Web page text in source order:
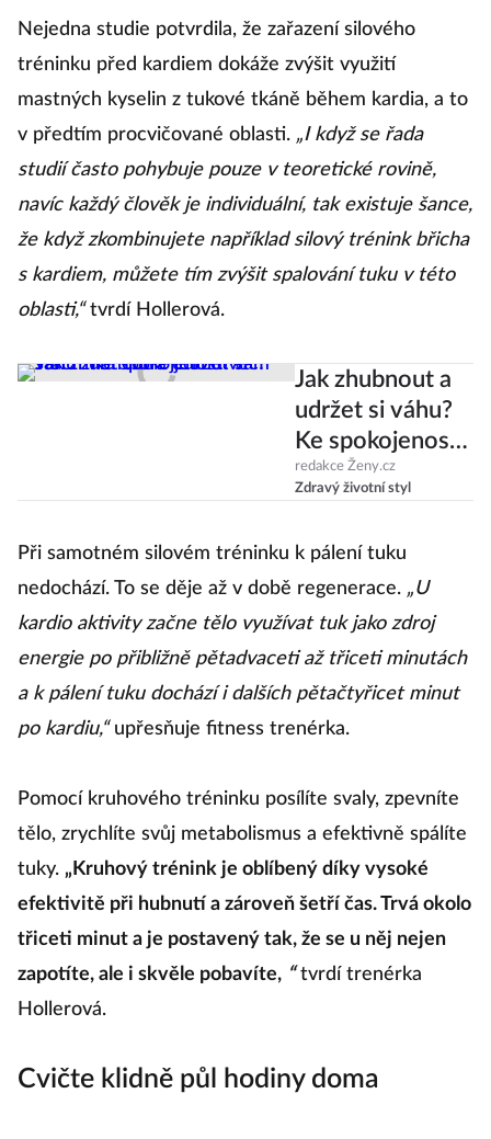
Nejedna studie potvrdila, že zařazení silového
tréninku před kardiem dokáže zvýšit využití
mastných kyselin z tukové tkáně během kardia, a to
v předtím procvičované oblasti. „I když se řada
studií často pohybuje pouze v teoretické rovině,
navíc každý člověk je individuální, tak existuje šance,
že když zkombinujete například silový trénink břicha
s kardiem, můžete tím zvýšit spalování tuku v této
oblasti,“tvrdí Hollerová.
Jak zhubnout a
udržet si váhu?
Ke spokojenosti
vám stačí znát
tuhle jednu věc!
redakce Ženy.cz
Zdravý životní styl
Při samotném silovém tréninku k pálení tuku
nedochází. To se děje až v době regenerace. „U
kardio aktivity začne tělo využívat tuk jako zdroj
energie po přibližně pětadvaceti až třiceti minutách
a k pálení tuku dochází i dalších pětačtyřicet minut
po kardiu,“upřesňuje fitness trenérka.
Pomocí kruhového tréninku posílíte svaly, zpevníte
tělo, zrychlíte svůj metabolismus a efektivně spálíte
tuky. „Kruhový trénink je oblíbený díky vysoké
efektivitě při hubnutí a zároveň šetří čas. Trvá okolo
třiceti minut a je postavený tak, že se u něj nejen
zapotíte, ale i skvěle pobavíte, “tvrdí trenérka
Hollerová.
Cvičte klidně půl hodiny doma